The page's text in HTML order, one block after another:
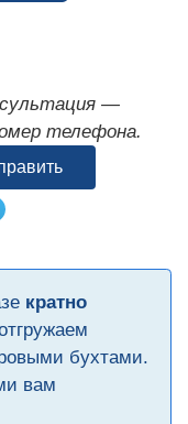
—
телефона.
кратно
бухтами.
вам